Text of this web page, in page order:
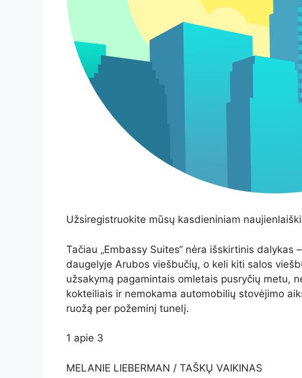
Užsiregistruokite mūsų kasdieniniam
Tačiau „Embassy Suites“ nėra išskirtinis
daugelyje Arubos viešbučių, o keli kiti salos
užsakymą pagamintais omletais pusryčių metu,
kokteiliais ir nemokama automobilių stovėjimo
ruožą per požeminį tunelį.
1 apie 3
MELANIE LIEBERMAN / TAŠKŲ VAIKINAS